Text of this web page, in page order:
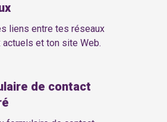
liens entre tes réseaux
actuels et ton site Web.
de contact